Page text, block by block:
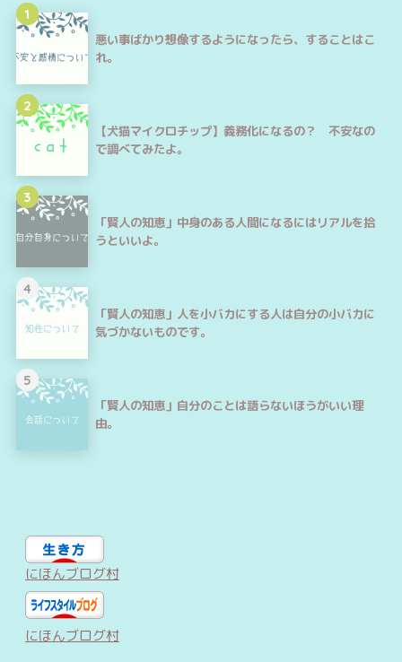
1
悪い事ばかり想像するようになったら、することはこ
れ。
2
【犬猫マイクロチップ】義務化になるの？ 不安なの
で調べてみたよ。
3
「賢人の知恵」中身のある人間になるにはリアルを拾
うといいよ。
4
「賢人の知恵」人を小バカにする人は自分の小バカに
気づかないものです。
5
「賢人の知恵」自分のことは語らないほうがいい理
由。
にほんブログ村
にほんブログ村